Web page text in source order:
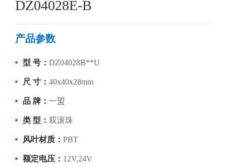
DZ04028E-B
产品参数
型 号：DZ04028B**U
尺 寸：40x40x28mm
品 牌：一盟
类 型：双滚珠
风叶材质：PBT
额定电压： 12V,24V